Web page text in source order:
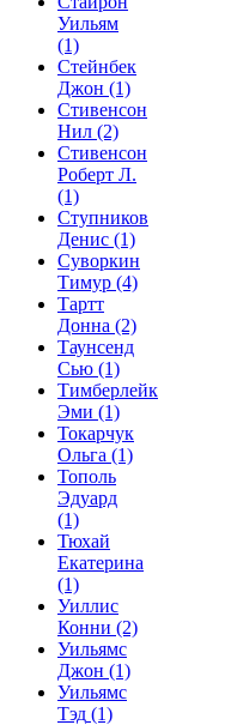
Уильям
(1)
Стейнбек
Джон (1)
Стивенсон
Нил (2)
Стивенсон
Роберт Л.
(1)
Ступников
Денис (1)
Суворкин
Тимур (4)
Тартт
Донна (2)
Таунсенд
Сью (1)
Тимберлейк
Эми (1)
Токарчук
Ольга (1)
Тополь
Эдуард
(1)
Тюхай
Екатерина
(1)
Уиллис
Конни (2)
Уильямс
Джон (1)
Уильямс
Тэд (1)